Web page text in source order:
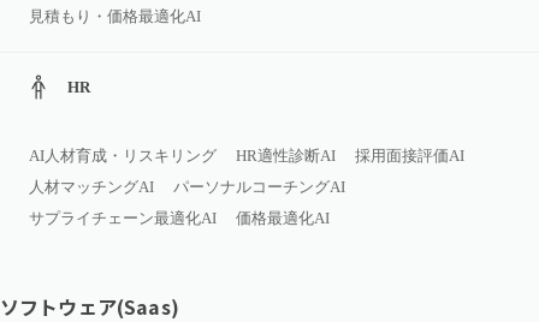
見積もり・価格最適化AI
HR
AI人材育成・リスキリング HR適性診断AI
採用面接評価AI
人材マッチングAI
パーソナルコーチングAI
サプライチェーン最適化AI
価格最適化AI
ソフトウェア(Saas)